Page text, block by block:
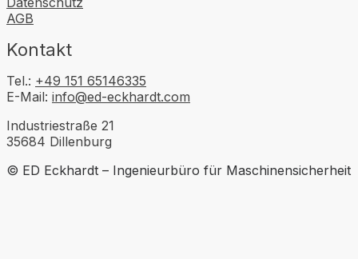
AGB
Kontakt
Tel.: +49 151 65146335
E-Mail: info@ed-eckhardt.com
Industriestraße 21
35684 Dillenburg
© ED Eckhardt – Ingenieurbüro für Maschinensicherheit